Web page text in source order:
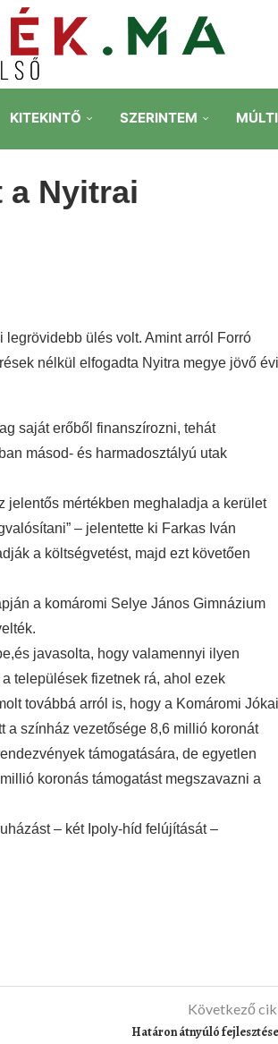
KITEKINTŐ SZERINTEM
a Nyitrai
ülés volt. Amint arról Forró
nélkül elfogadta Nyitra megye jövő évi
saját erőből finanszírozni, tehát
másod- és harmadosztályú utak
jelentős mértékben meghaladja a kerület
– jelentette ki Farkas Iván
a költségvetést, majd ezt követően
a komáromi Selye János Gimnázium
javasolta, hogy valamennyi ilyen
települések fizetnek rá, ahol ezek
továbbá arról is, hogy a Komáromi Jókai
a színház vezetősége 8,6 millió koronát
támogatására, de egyetlen
koronás támogatást megszavazni a
– két Ipoly-híd felújítását –
Következő
Határon átnyúló